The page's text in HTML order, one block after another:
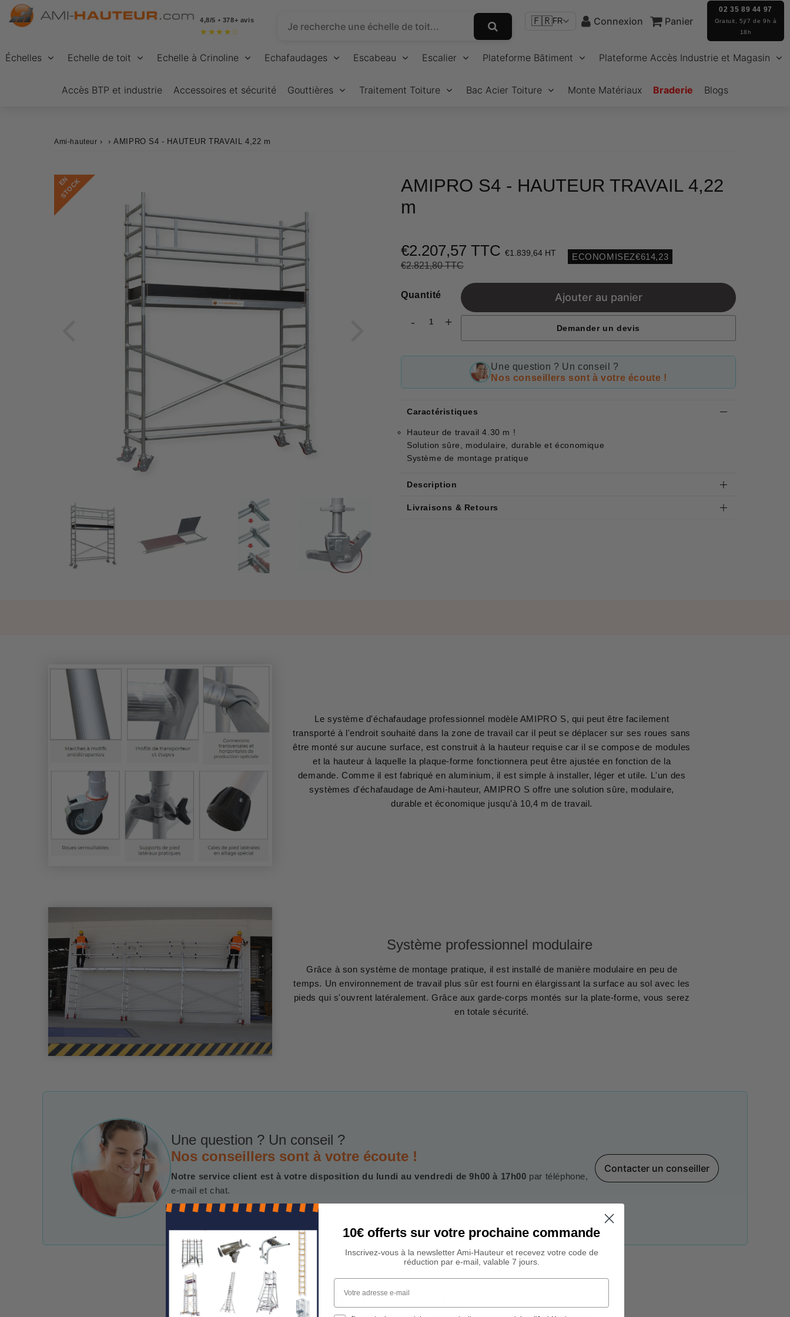
4,8/5 • 378+ avis
★ ★ ★ ★ ☆
🇫🇷FR Connexion Panier
02 35 89 44 97
Gratuit, 5j/7 de 9h à
18h
Échelles Echelle de toit Echelle à Crinoline Echafaudages Escabeau Escalier Plateforme Bâtiment Plateforme Accès Industrie et Magasin
Accès BTP et industrie Accessoires et sécurité Gouttières Traitement Toiture Bac Acier Toiture Monte Matériaux Braderie Blogs
Ami-hauteur › › AMIPRO S4 - HAUTEUR TRAVAIL 4,22 m
E
N
S
T
O
C
K
AMIPRO S4 - HAUTEUR TRAVAIL 4,22
m
€2.207,57 TTC €1.839,64 HT
€2.821,80 TTC
Unit
ECONOMISEZ€614,23
Quantité
- +
Ajouter au panier
Demander un devis
Une question ? Un conseil ?
Nos conseillers sont à votre écoute !
Caractéristiques
Hauteur de travail 4.30 m !
Solution sûre, modulaire, durable et économique
Système de montage pratique
Description
Livraisons & Retours
Le système d'échafaudage professionnel modèle AMIPRO S, qui peut être facilement
transporté à l'endroit souhaité dans la zone de travail car il peut se déplacer sur ses roues sans
être monté sur aucune surface, est construit à la hauteur requise car il se compose de modules
et la hauteur à laquelle la plaque-forme fonctionnera peut être ajustée en fonction de la
demande. Comme il est fabriqué en aluminium, il est simple à installer, léger et utile. L'un des
systèmes d'échafaudage de Ami-hauteur, AMIPRO S offre une solution sûre, modulaire,
durable et économique jusqu'à 10,4 m de travail.
Système professionnel modulaire
Grâce à son système de montage pratique, il est installé de manière modulaire en peu de
temps. Un environnement de travail plus sûr est fourni en élargissant la surface au sol avec les
pieds qui s'ouvrent latéralement. Grâce aux garde-corps montés sur la plate-forme, vous serez
en totale sécurité.
Une question ? Un conseil ?
Nos conseillers sont à votre écoute !
Notre service client est à votre disposition du lundi au vendredi de 9h00 à 17h00 par téléphone,
e-mail et chat.
Contacter un conseiller
Echafaudages roulants
10€ offerts sur votre prochaine commande
Inscrivez-vous à la newsletter Ami-Hauteur et recevez votre code de
réduction par e-mail, valable 7 jours.
Votre adresse e-mail